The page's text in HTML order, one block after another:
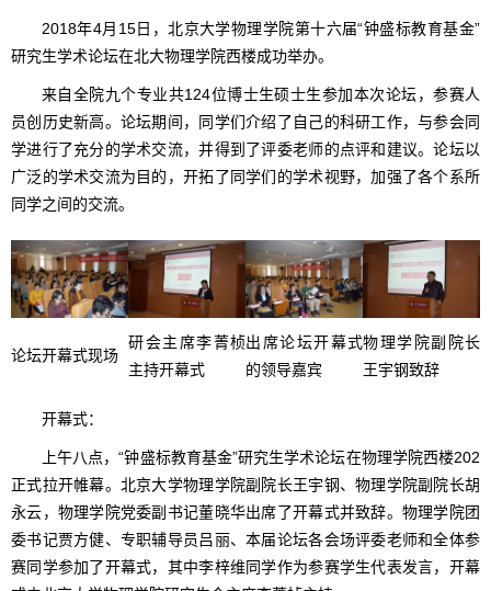
2018年4月15日，北京大学物理学院第十六届“钟盛标教育基金”
研究生学术论坛在北大物理学院西楼成功举办。
来自全院九个专业共124位博士生硕士生参加本次论坛，参赛人
员创历史新高。论坛期间，同学们介绍了自己的科研工作，与参会同
学进行了充分的学术交流，并得到了评委老师的点评和建议。论坛以
广泛的学术交流为目的，开拓了同学们的学术视野，加强了各个系所
同学之间的交流。
论坛开幕式现场
研会主席李菁桢
主持开幕式
出席论坛开幕式
的领导嘉宾
物理学院副院长
王宇钢致辞
开幕式：
上午八点，“钟盛标教育基金”研究生学术论坛在物理学院西楼202
正式拉开帷幕。北京大学物理学院副院长王宇钢、物理学院副院长胡
永云，物理学院党委副书记董晓华出席了开幕式并致辞。物理学院团
委书记贾方健、专职辅导员吕丽、本届论坛各会场评委老师和全体参
赛同学参加了开幕式，其中李梓维同学作为参赛学生代表发言，开幕